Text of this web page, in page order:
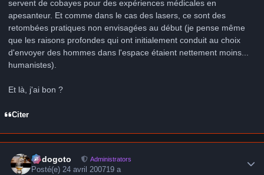
servent de cobayes pour des expériences médicales en
apesanteur. Et comme dans le cas des lasers, ce sont des
retombées pratiques non envisagées au début (je pense même
que les raisons profondes qui ont initialement conduit au choix
d'envoyer des hommes dans l'espace étaient nettement moins...
humanistes).
Et là, j'ai bon ?
Citer
frédogoto Administrators
Posté(e)24 avril 200719 a